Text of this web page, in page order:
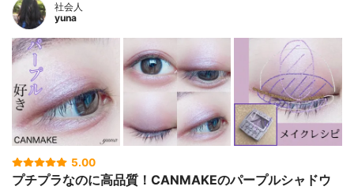
社会人
yuna
5.00
プチプラなのに高品質！CANMAKEのパープルシャドウ